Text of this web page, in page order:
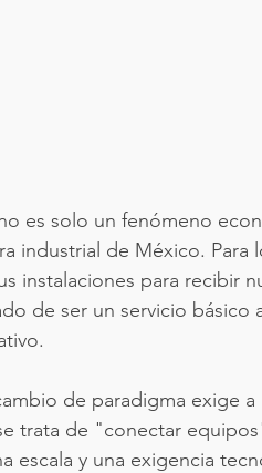
es solo un fenómeno
industrial de México. Para
instalaciones para recibir
de ser un servicio básico
de paradigma exige a
trata de "conectar
escala y una exigencia